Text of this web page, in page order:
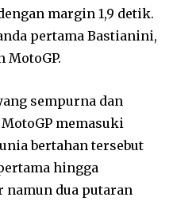
margin 1,9 detik.
pertama Bastianini,
MotoGP.
sempurna dan
memasuki
bertahan tersebut
hingga
dua putaran